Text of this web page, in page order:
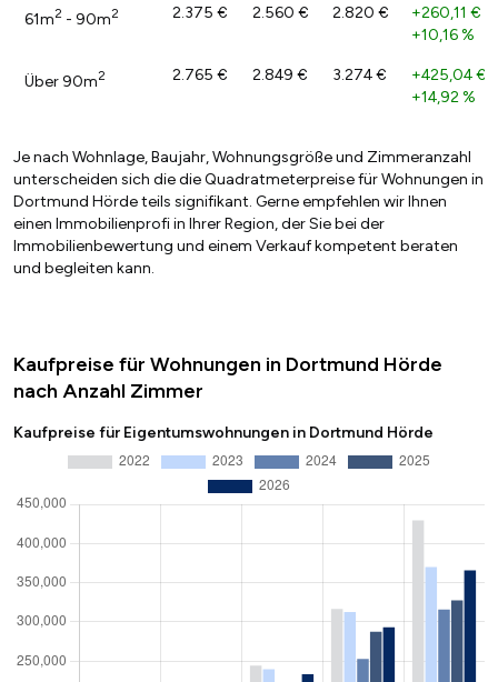
61m2 - 90m2 2.375 € 2.560 € 2.820 € +260,11 €
+10,16 %
Über 90m2 2.765 € 2.849 € 3.274 € +425,04 €
+14,92 %
Je nach Wohnlage, Baujahr, Wohnungsgröße und Zimmeranzahl
unterscheiden sich die die Quadratmeterpreise für Wohnungen in
Dortmund Hörde teils signifikant. Gerne empfehlen wir Ihnen
einen Immobilienprofi in Ihrer Region, der Sie bei der
Immobilienbewertung und einem Verkauf kompetent beraten
und begleiten kann.
Kaufpreise für Wohnungen in Dortmund Hörde
nach Anzahl Zimmer
Kaufpreise für Eigentumswohnungen in Dortmund Hörde